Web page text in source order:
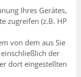
Ihres Gerätes,
zugreifen (z.B. HP
von dem aus Sie
der
dort eingestellten